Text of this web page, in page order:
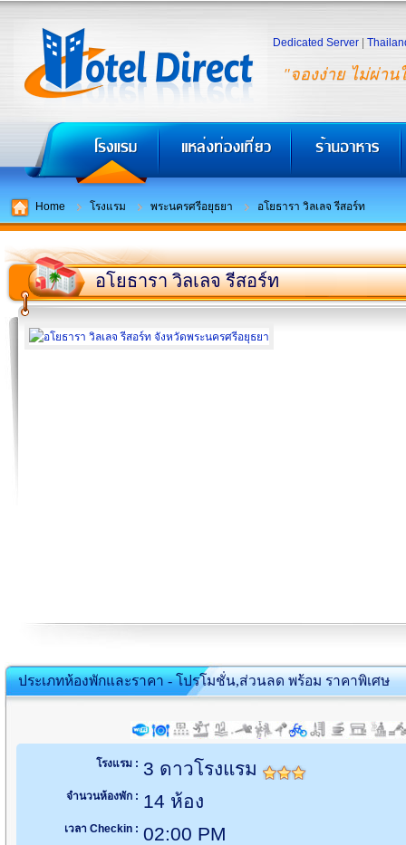
"จองง่าย ไม่ผ่าน
Dedicated Server
Home โรงแรม พระนครศรีอยุธยา อโยธารา วิลเลจ รีสอร์ท
อโยธารา วิลเลจ รีสอร์ท
ประเภทห้องพักและราคา - โปรโมชั่น,ส่วนลด พร้อม ราคาพิเศษ
โรงแรม : 3 ดาวโรงแรม
จำนวนห้องพัก : 14 ห้อง
เวลา Checkin : 02:00 PM